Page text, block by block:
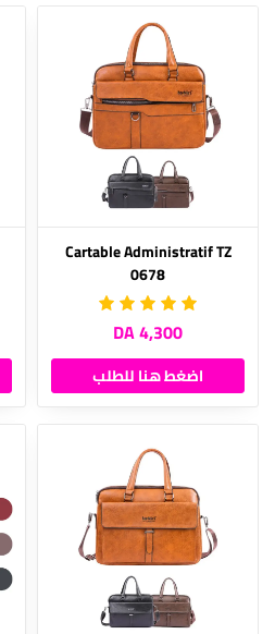
Cartable Administratif TZ
0678
4,300 DA
اضغط هنا للطلب